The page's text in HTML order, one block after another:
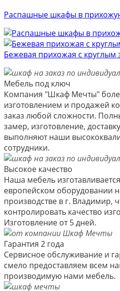
Распашные шкафы в
Бежевая прихожая с круглым
Мебель под ключ
Компания "Шкаф Мечты"
изготовлением и продажей
заказ любой сложности.
замер, изготовление,
выполняют наши
сотрудники.
Высокое качество
Наша мебель
европейском оборудовании
производстве в г. Владимир,
контролировать качество
Изготовление от 5 дней.
Гарантия 2 года
Сервисное обслуживание и
смело предоставляем всем
производимую нами мебель.